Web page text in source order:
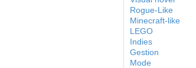
Rogue-Like
Minecraft-like
LEGO
Indies
Gestion
Mode